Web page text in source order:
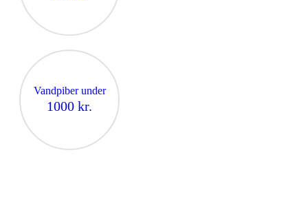
Vandpiber under
1000 kr.